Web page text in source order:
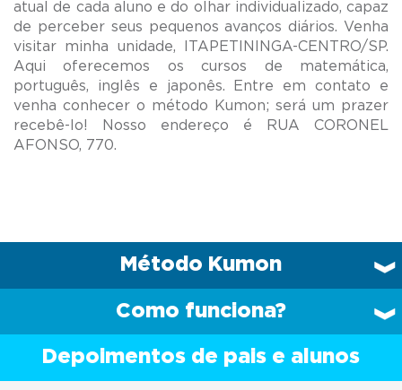
atual de cada aluno e do olhar individualizado, capaz
de perceber seus pequenos avanços diários. Venha
visitar minha unidade, ITAPETININGA-CENTRO/SP.
Aqui oferecemos os cursos de matemática,
português, inglês e japonês. Entre em contato e
venha conhecer o método Kumon; será um prazer
recebê-lo! Nosso endereço é RUA CORONEL
Método Kumon
Como funciona?
Depoimentos de pais e alunos